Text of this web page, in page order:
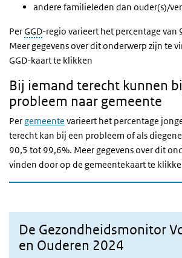
andere familieleden dan ouder(s)/
PerGGD-regio varieert het percentage van
Meer gegevens over dit onderwerp zijn te
GGD-kaart te klikken
Bij iemand terecht kunnen
probleem naar gemeente
Pergemeente varieert het percentage
terecht kan bij een probleem of als
90,5 tot 99,6%. Meer gegevens over dit
vinden door op de gemeentekaart te
De Gezondheidsmonitor
en Ouderen 2024